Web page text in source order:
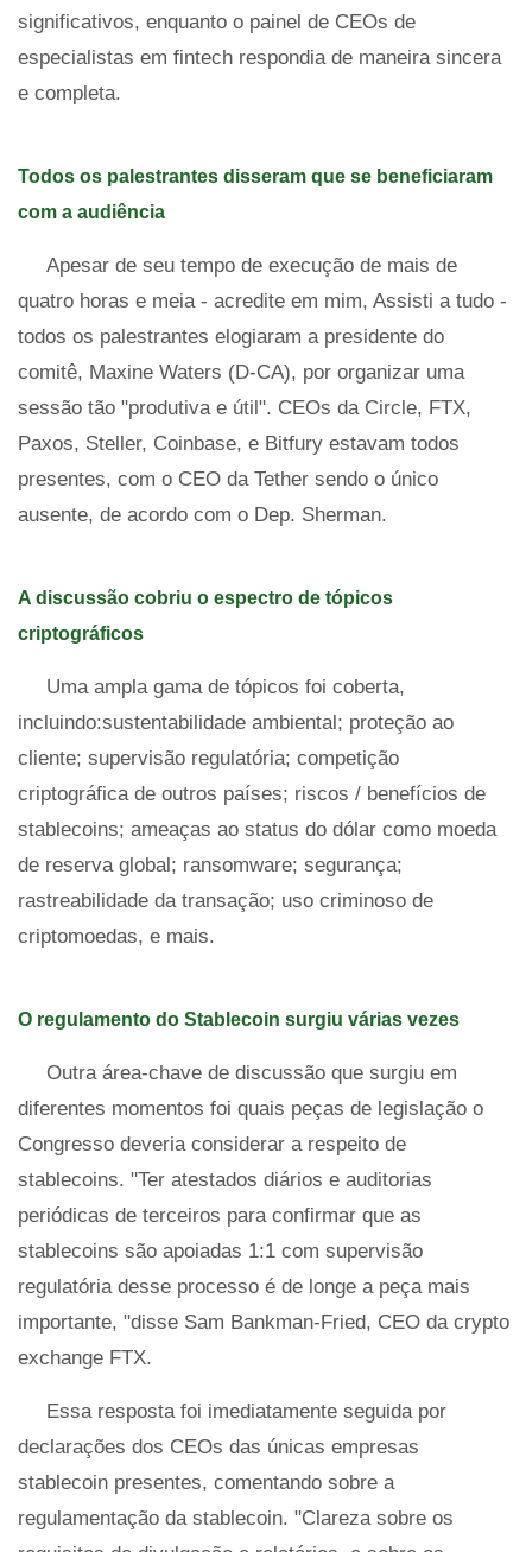
significativos, enquanto o painel de CEOs de
especialistas em fintech respondia de maneira sincera
e completa.
Todos os palestrantes disseram que se beneficiaram
com a audiência
Apesar de seu tempo de execução de mais de
quatro horas e meia - acredite em mim, Assisti a tudo -
todos os palestrantes elogiaram a presidente do
comitê, Maxine Waters (D-CA), por organizar uma
sessão tão "produtiva e útil". CEOs da Circle, FTX,
Paxos, Steller, Coinbase, e Bitfury estavam todos
presentes, com o CEO da Tether sendo o único
ausente, de acordo com o Dep. Sherman.
A discussão cobriu o espectro de tópicos
criptográficos
Uma ampla gama de tópicos foi coberta,
incluindo:sustentabilidade ambiental; proteção ao
cliente; supervisão regulatória; competição
criptográfica de outros países; riscos / benefícios de
stablecoins; ameaças ao status do dólar como moeda
de reserva global; ransomware; segurança;
rastreabilidade da transação; uso criminoso de
criptomoedas, e mais.
O regulamento do Stablecoin surgiu várias vezes
Outra área-chave de discussão que surgiu em
diferentes momentos foi quais peças de legislação o
Congresso deveria considerar a respeito de
stablecoins. "Ter atestados diários e auditorias
periódicas de terceiros para confirmar que as
stablecoins são apoiadas 1:1 com supervisão
regulatória desse processo é de longe a peça mais
importante, "disse Sam Bankman-Fried, CEO da crypto
exchange FTX.
Essa resposta foi imediatamente seguida por
declarações dos CEOs das únicas empresas
stablecoin presentes, comentando sobre a
regulamentação da stablecoin. "Clareza sobre os